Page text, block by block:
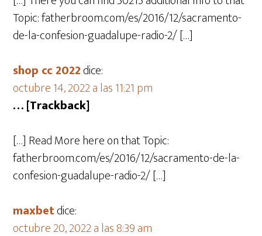
Topic: fatherbroom.com/es/2016/12/sacramento-
de-la-confesion-guadalupe-radio-2/ […]
shop cc 2022dice:
octubre 14, 2022 a las 11:21 pm
… [Trackback]
[…] Read More here on that Topic:
fatherbroom.com/es/2016/12/sacramento-de-la-
confesion-guadalupe-radio-2/ […]
maxbetdice:
octubre 20, 2022 a las 8:39 am